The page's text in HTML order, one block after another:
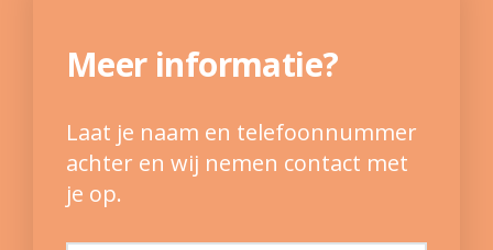
Meer informatie?
Laat je naam en telefoonnummer
achter en wij nemen contact met
je op.